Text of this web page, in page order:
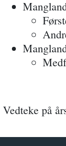
Vedteke på